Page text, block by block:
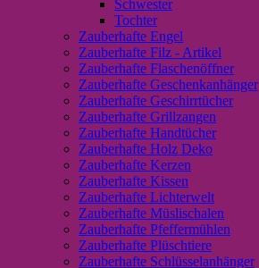
Schwester
Tochter
Zauberhafte Engel
Zauberhafte Filz - Artikel
Zauberhafte Flaschenöffner
Zauberhafte Geschenkanhänger
Zauberhafte Geschirrtücher
Zauberhafte Grillzangen
Zauberhafte Handtücher
Zauberhafte Holz Deko
Zauberhafte Kerzen
Zauberhafte Kissen
Zauberhafte Lichterwelt
Zauberhafte Müslischalen
Zauberhafte Pfeffermühlen
Zauberhafte Plüschtiere
Zauberhafte Schlüsselanhänger